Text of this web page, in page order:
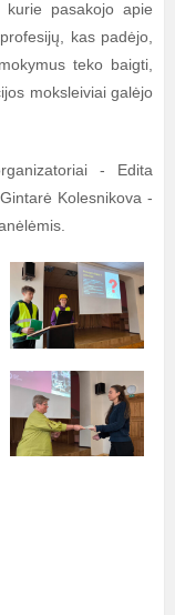
kurie pasakojo apie
kas padėjo,
teko baigti,
moksleiviai galėjo
- Edita
Kolesnikova -